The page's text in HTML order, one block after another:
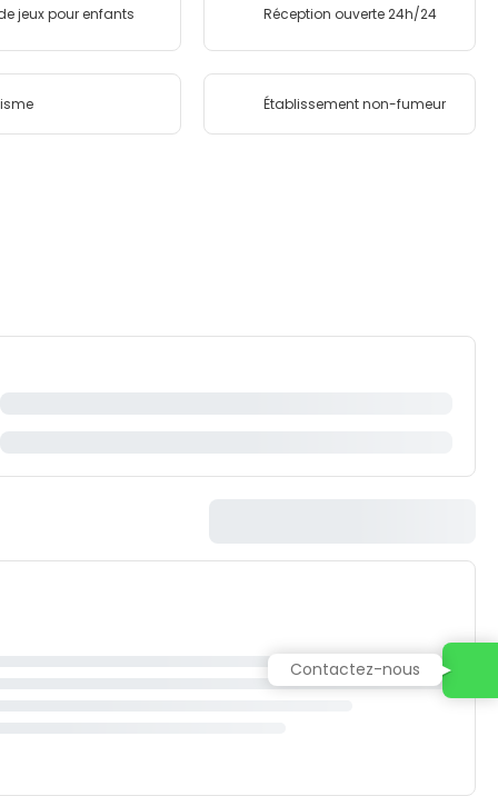
jeux pour enfants Réception ouverte 24h/24
Établissement non-fumeur
Contactez-nous